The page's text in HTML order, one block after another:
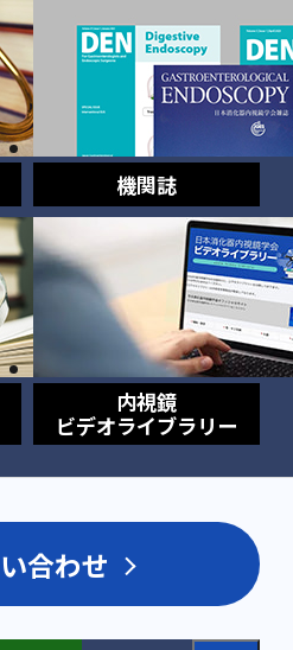
機関誌
内視鏡
ビデオライブラリー
合わせ